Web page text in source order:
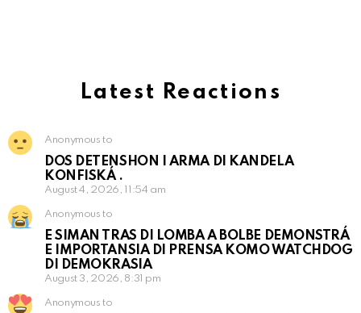
Latest Reactions
Anonymous to
DOS DETENSHON I ARMA DI KANDELA
KONFISKÁ .
August 4, 2026, 11:54 am
Anonymous to
E SIMAN TRAS DI LOMBA A BOLBE DEMONSTRÁ
E IMPORTANSIA DI PRENSA KOMO WATCHDOG
DI DEMOKRASIA
August 3, 2026, 8:31 pm
Anonymous to